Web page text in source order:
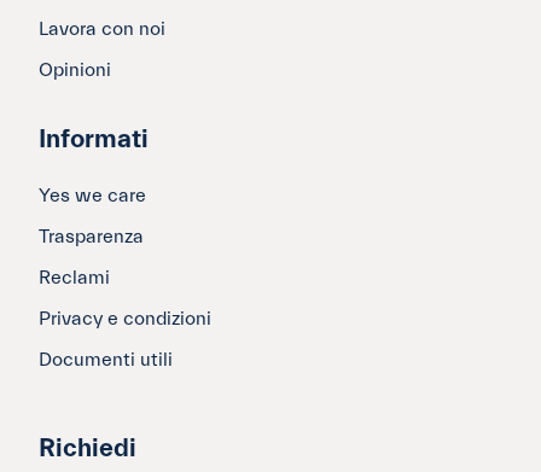
Lavora con noi
Opinioni
Informati
Yes we care
Trasparenza
Reclami
Privacy e condizioni
Documenti utili
Richiedi